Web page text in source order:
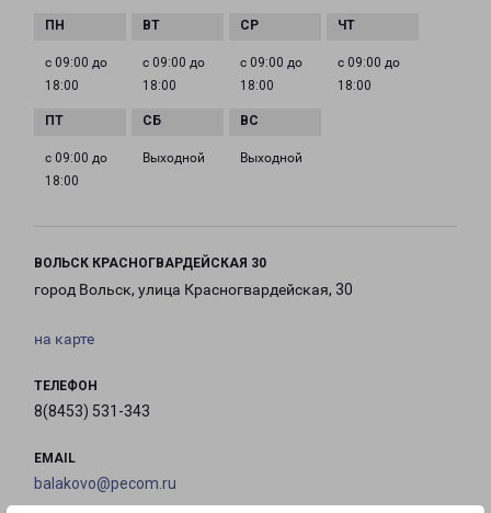
с 09:00 до
18:00
с 09:00 до
18:00
с 09:00 до
18:00
с 09:00 до
18:00
с 09:00 до
18:00
Выходной Выходной
ВОЛЬСК КРАСНОГВАРДЕЙСКАЯ 30
город Вольск, улица Красногвардейская, 30
на карте
ТЕЛЕФОН
8(8453) 531-343
EMAIL
balakovo@pecom.ru